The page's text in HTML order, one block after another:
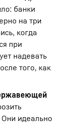
банки
на три
когда
при
надевать
того, как
идеально